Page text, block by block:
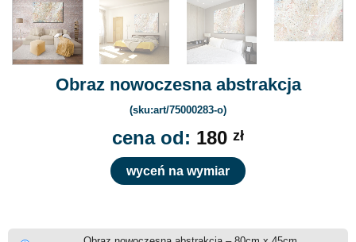
Obraz nowoczesna abstrakcja
(sku:art/75000283-o)
cena od: 180 zł
wyceń na wymiar